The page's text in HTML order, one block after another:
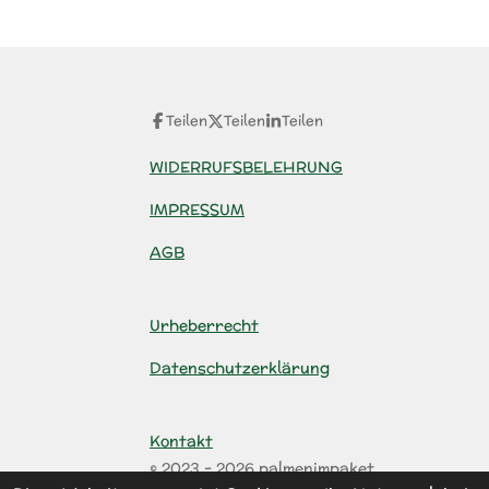
Teilen Teilen Teilen
WIDERRUFSBELEHRUNG
IMPRESSUM
AGB
Urheberrecht
Datenschutzerklärung
Kontakt
© 2023 - 2026 palmenimpaket